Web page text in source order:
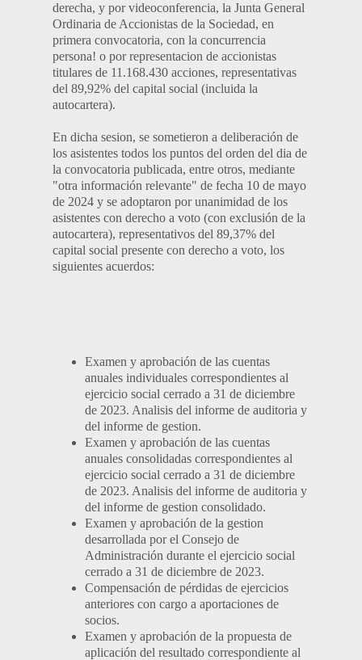
derecha, y por videoconferencia, la Junta General
Ordinaria de Accionistas de la Sociedad, en
primera convocatoria, con la concurrencia
persona! o por representacion de accionistas
titulares de 11.168.430 acciones, representativas
del 89,92% del capital social (incluida la
autocartera).
En dicha sesion, se sometieron a deliberación de
los asistentes todos los puntos del orden del dia de
la convocatoria publicada, entre otros, mediante
"otra información relevante" de fecha 10 de mayo
de 2024 y se adoptaron por unanimidad de los
asistentes con derecho a voto (con exclusión de la
autocartera), representativos del 89,37% del
capital social presente con derecho a voto, los
siguientes acuerdos:
Examen y aprobación de las cuentas
anuales individuales correspondientes al
ejercicio social cerrado a 31 de diciembre
de 2023. Analisis del informe de auditoria y
del informe de gestion.
Examen y aprobación de las cuentas
anuales consolidadas correspondientes al
ejercicio social cerrado a 31 de diciembre
de 2023. Analisis del informe de auditoria y
del informe de gestion consolidado.
Examen y aprobación de la gestion
desarrollada por el Consejo de
Administración durante el ejercicio social
cerrado a 31 de diciembre de 2023.
Compensación de pérdidas de ejercicios
anteriores con cargo a aportaciones de
socios.
Examen y aprobación de la propuesta de
aplicación del resultado correspondiente al